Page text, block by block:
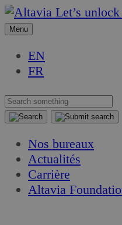
Aller
au
Aller
au
Let’s
Menu
EN
FR
Nos bureaux
Actualités
Carrière
Altavia